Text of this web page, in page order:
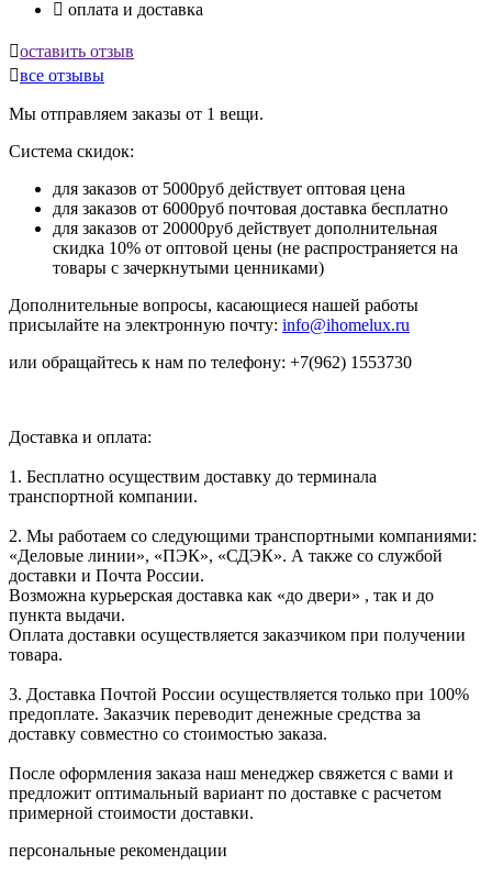
 оплата и доставка
оставить отзыв
все отзывы
Мы отправляем заказы от 1 вещи.
Система скидок:
для заказов от 5000руб действует оптовая цена
для заказов от 6000руб почтовая доставка бесплатно
для заказов от 20000руб действует дополнительная
скидка 10% от оптовой цены (не распространяется на
товары с зачеркнутыми ценниками)
Дополнительные вопросы, касающиеся нашей работы
присылайте на электронную почту: info@ihomelux.ru
или обращайтесь к нам по телефону: +7(962) 1553730
Доставка и оплата:
1. Бесплатно осуществим доставку до терминала
транспортной компании.
2. Мы работаем со следующими транспортными компаниями:
«Деловые линии», «ПЭК», «СДЭК». А также со службой
доставки и Почта России.
Возможна курьерская доставка как «до двери» , так и до
пункта выдачи.
Оплата доставки осуществляется заказчиком при получении
товара.
3. Доставка Почтой России осуществляется только при 100%
предоплате. Заказчик переводит денежные средства за
доставку совместно со стоимостью заказа.
После оформления заказа наш менеджер свяжется с вами и
предложит оптимальный вариант по доставке с расчетом
примерной стоимости доставки.
персональные рекомендации